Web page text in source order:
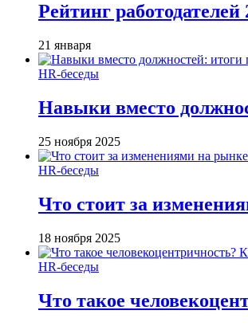
Рейтинг работодателей
21 января
HR-беседы
Навыки вместо
25 ноября 2025
HR-беседы
Что стоит за
18 ноября 2025
HR-беседы
Что такое